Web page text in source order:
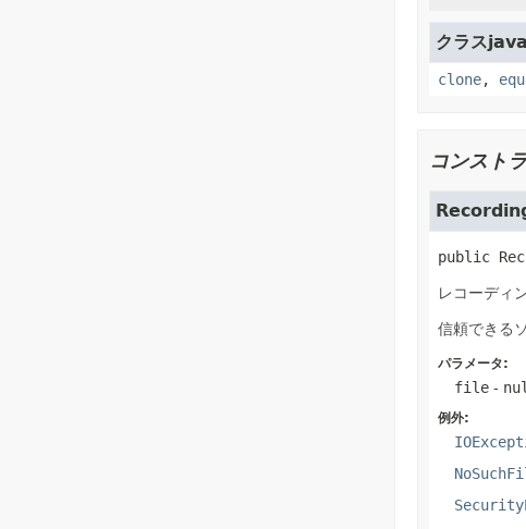
クラス
clone,
コンスト
public
レコーディ
信頼できる
パラメータ:
file-
例外: